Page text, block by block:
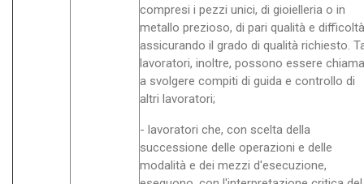
compresi i pezzi unici, di gioielleria o in
metallo prezioso, di pari qualità e
assicurando il grado di qualità richiesto.
lavoratori, inoltre, possono essere
a svolgere compiti di guida e controllo di
altri lavoratori;
- lavoratori che, con scelta della
successione delle operazioni e delle
modalità e dei mezzi d'esecuzione,